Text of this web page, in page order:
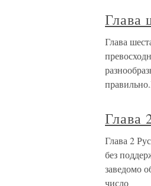
Глава
Глава
Глава
Глава 2
без
заведомо
число